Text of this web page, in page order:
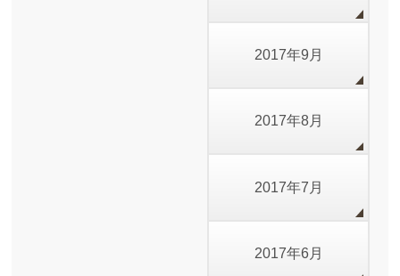
2017年9月
2017年8月
2017年7月
2017年6月